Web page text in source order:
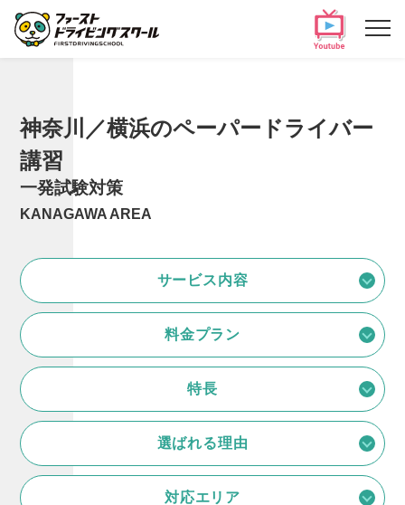
神奈川／横浜のペーパードライバー
講習
一発試験対策
KANAGAWA AREA
サービス内容
料金プラン
特長
選ばれる理由
対応エリア